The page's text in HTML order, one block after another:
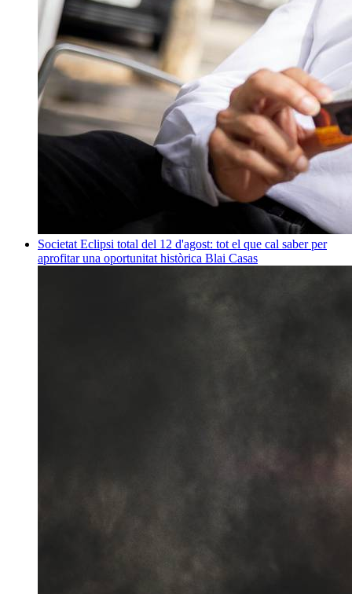
Societat Eclipsi total del 12 d'agost: tot el que cal saber per
aprofitar una oportunitat històrica Blai Casas